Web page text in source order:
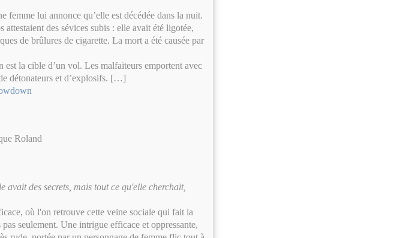
femme lui annonce qu’elle est décédée dans la nuit.
attestaient des sévices subis : elle avait été ligotée,
de brûlures de cigarette. La mort a été causée par
la cible d’un vol. Les malfaiteurs emportent avec
détonateurs et d’explosifs. […]
Roland
des secrets, mais tout ce qu'elle cherchait,
où l'on retrouve cette veine sociale qui fait la
seulement. Une intrigue efficace et oppressante,